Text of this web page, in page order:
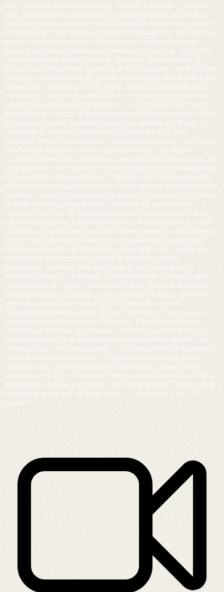
rete, ovvero un portale ed una app. Dunque Vámange è, prima di
tutto, il diario delle proprie ricette in formato digitale, ricette tra le
quali non possono mancare quelle tramandate dalla nonna, il tutto a
portata di app. Sono quindi gli utenti di Vámange che, inserendo le
proprie ricette anche col solo fine di avere il proprio personale
diario, popoleranno il database e creeranno i contenuti. Non vuole
essere dunque un portale sul quale approdare nella speranza di
trovare una ricetta trendy. Questo approccio dal basso rende di fatto
Vámange un social network, perché l’utente potrà decidere di tenere
gelosamente custodite per se le ricette, oppure condividerle con la
community. Inoltre la possibilità di avere le ricette strutturate in un
database apre interessanti prospettive. Un database di tutti i nomi
degli alimenti e di tutte le unità di misura utilizzate in cucina, in tutte
le lingue del mondo, pensiamo possa dare struttura alla babele di
informazioni, nozioni, esperienze che ruota intorno al food.
Pensiamo che ciò possa favorire l’integrazione culturale. Lo scambio
di informazioni relative ad uno specifico settore è infatti più
necessario rispetto alla condivisione generica sui social network. In
tal senso se un utente italiano volesse preparare una ricetta argentina,
è più probabile che approderà su Vàmange, data la sua specificità,
piuttosto che girovagare in rete o su social network generalisti, dove
la ricerca i termini di tempo diventa molto più onerosa. Su Vàmange
le ricette saranno geolocalizzate e questo potrà consentire un
approccio Big Data all’archiviazione delle informazioni ma anche
estrarre informazioni importanti attraverso la correlazione con altre
basi di dati. Si pensi alla possibilità di avere statistiche sull’incidenza
di una dieta sullo stato di salute di una popolazione, oppure alle
tendenze del food in un determinato posto della terra, oppure alla
disponibilità di determinati prodotti in specifiche regioni
geografiche. Insomma, una solida base di dati per ricerche di
mercato e statistiche. Vàmange consentirà inoltre di creare pagine
personalizzate, le “pages”, attraverso le quali operatori del settore
enogastronomico e culinario, come ristoranti e trattorie, potranno
avere una vetrina dove esporre i propri prodotti e servizi.
Naturalmente potranno anche decidere di vendere i loro prodotti e
servizi riconoscendo una fee a Vàmange. Prevediamo anche la
possibilità di avere un supermercato, stabilendo partnership con le
principali aziende, e di acquistare prodotti alimentari specifici, sia
come tipologia che come quantità, con la particolarità di garantire la
consegna di un prodotto fresco. Si potranno anche organizzare
concorsi o gare per selezionare le ricette migliori, magari con la
supervisione di Chef. Vàmange è dunque tutta l’innovazione che il
tradizionale ricettario può offrire. Ma resterà sempre l’irrinunciabile
esigenza di assaporare un buon piatto….. ma adesso è ora: “Và
mange”!